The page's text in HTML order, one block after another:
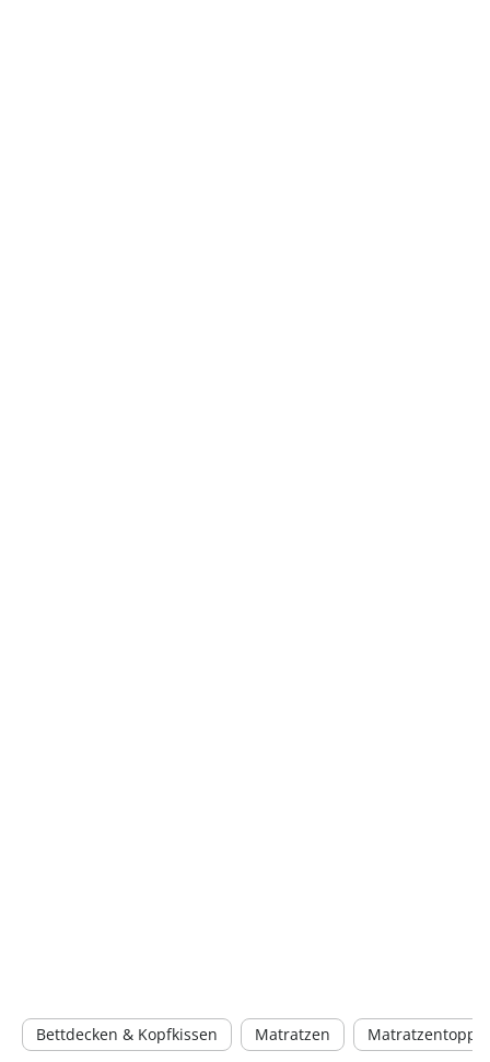
Bettdecken & Kopfkissen Matratzen